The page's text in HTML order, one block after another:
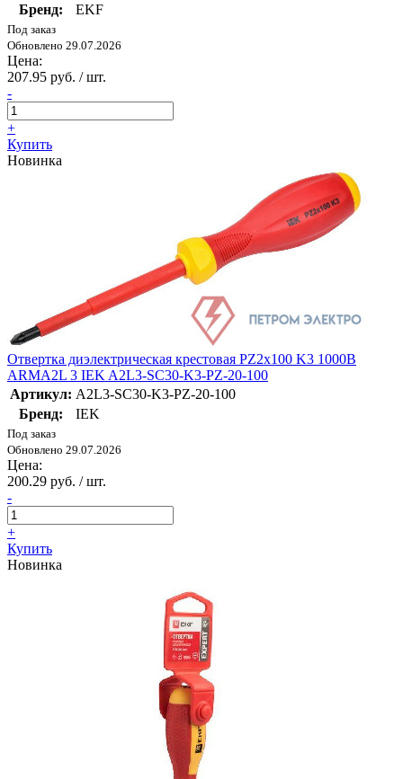
Бренд:
EKF
Под заказ
Обновлено 29.07.2026
Цена:
207.95 руб. / шт.
-
+
Купить
Новинка
Отвертка диэлектрическая крестовая PZ2х100 K3 1000В
ARMA2L 3 IEK A2L3-SC30-K3-PZ-20-100
Артикул: A2L3-SC30-K3-PZ-20-100
Бренд:
IEK
Под заказ
Обновлено 29.07.2026
Цена:
200.29 руб. / шт.
-
+
Купить
Новинка